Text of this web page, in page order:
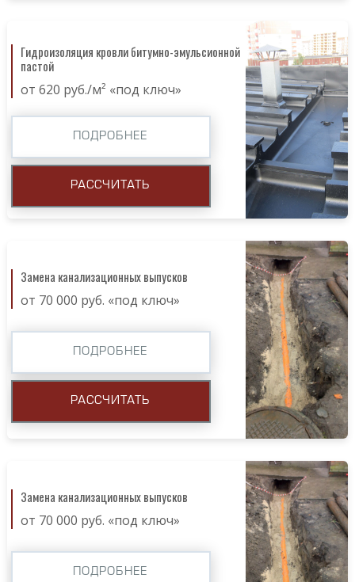
Гидроизоляция кровли битумно-эмульсионной
пастой
от 620 руб./м² «под ключ»
ПОДРОБНЕЕ
РАССЧИТАТЬ
Замена канализационных выпусков
от 70 000 руб. «под ключ»
ПОДРОБНЕЕ
РАССЧИТАТЬ
Замена канализационных выпусков
от 70 000 руб. «под ключ»
ПОДРОБНЕЕ